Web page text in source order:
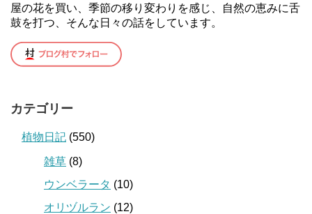
屋の花を買い、季節の移り変わりを感じ、自然の恵みに舌
鼓を打つ、そんな日々の話をしています。
カテゴリー
植物日記 (550)
雑草 (8)
ウンベラータ (10)
オリヅルラン (12)